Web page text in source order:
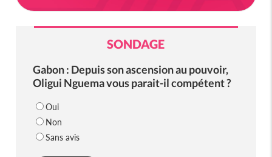
SONDAGE
Gabon : Depuis son ascension au pouvoir,
Oligui Nguema vous parait-il compétent ?
Oui
Non
Sans avis